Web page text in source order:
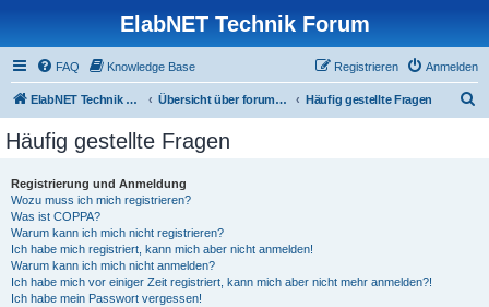
ElabNET Technik Forum
FAQ Knowledge Base Anmelden
Registrieren
ElabNET Technik Forum Übersicht über forum.timberwolf.io Häufig gestellte Fragen
Häufig gestellte Fragen
Registrierung und Anmeldung
Wozu muss ich mich registrieren?
Was ist COPPA?
Warum kann ich mich nicht registrieren?
Ich habe mich registriert, kann mich aber nicht anmelden!
Warum kann ich mich nicht anmelden?
Ich habe mich vor einiger Zeit registriert, kann mich aber nicht mehr anmelden?!
Ich habe mein Passwort vergessen!